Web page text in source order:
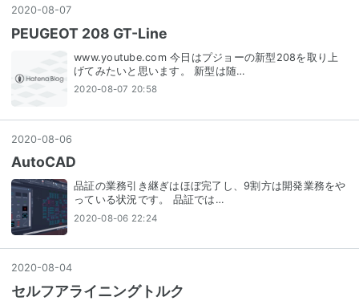
2020-08-07
PEUGEOT 208 GT-Line
www.youtube.com 今日はプジョーの新型208を取り上
げてみたいと思います。 新型は随…
2020-08-07 20:58
2020-08-06
AutoCAD
品証の業務引き継ぎはほぼ完了し、9割方は開発業務をや
っている状況です。 品証では…
2020-08-06 22:24
2020-08-04
セルフアライニングトルク